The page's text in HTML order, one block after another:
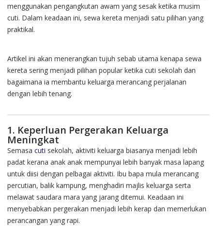
menggunakan pengangkutan awam yang sesak ketika musim
cuti. Dalam keadaan ini, sewa kereta menjadi satu pilihan yang
praktikal.
Artikel ini akan menerangkan tujuh sebab utama kenapa sewa
kereta sering menjadi pilihan popular ketika cuti sekolah dan
bagaimana ia membantu keluarga merancang perjalanan
dengan lebih tenang.
1. Keperluan Pergerakan Keluarga
Meningkat
Semasa cuti sekolah, aktiviti keluarga biasanya menjadi lebih
padat kerana anak anak mempunyai lebih banyak masa lapang
untuk diisi dengan pelbagai aktiviti. Ibu bapa mula merancang
percutian, balik kampung, menghadiri majlis keluarga serta
melawat saudara mara yang jarang ditemui. Keadaan ini
menyebabkan pergerakan menjadi lebih kerap dan memerlukan
perancangan yang rapi.